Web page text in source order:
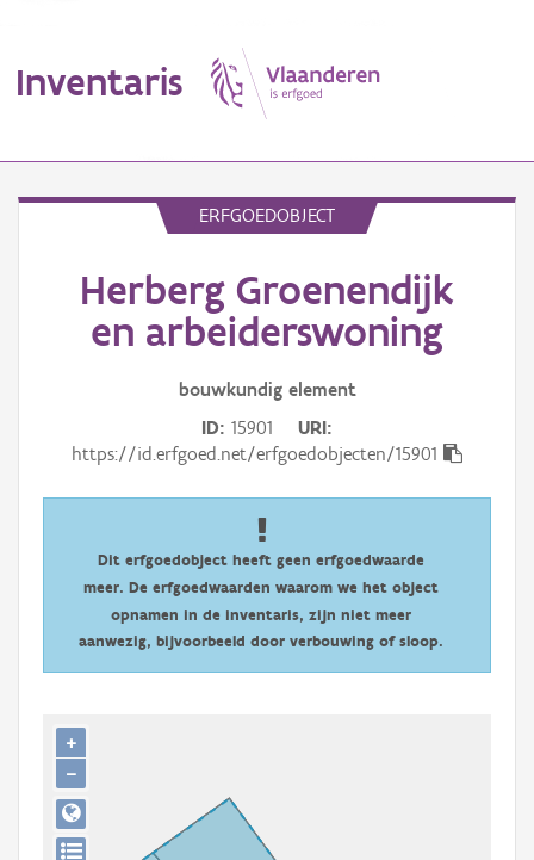
Inventaris
Erfgoedobject
Aanduidingsobject
Gebeurtenis
Downloads
Hergebruik
ERFGOEDOBJECT
Herberg Groenendijk
en arbeiderswoning
bouwkundig element
ID 15901
URI
https://id.erfgoed.net/erfgoedobjecten/15901
Dit erfgoedobject heeft geen erfgoedwaarde
meer. De erfgoedwaarden waarom we het object
opnamen in de inventaris, zijn niet meer
aanwezig, bijvoorbeeld door verbouwing of sloop.
+
−